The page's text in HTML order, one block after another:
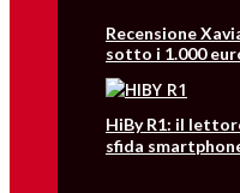
Recensione
sotto i 1.000
HiBy R1: il
sfida